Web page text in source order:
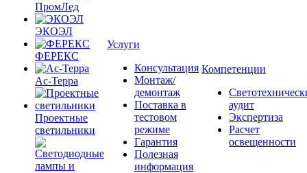
ПромЛед
ЭКОЭЛ
ФЕРЕКС
Ас-Терра
Проектные
светильники
Услуги
Консультация
Монтаж/
демонтаж
Поставка в
тестовом
режиме
Гарантия
Полезная
информация
Компетенции
аудит
Экспертиза
Расчет
освещенности